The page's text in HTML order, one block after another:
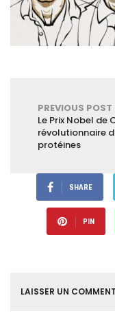
PREVIOUS POST
Le Prix Nobel de
révolutionnaire
protéines
SHARE
PIN
LAISSER UN